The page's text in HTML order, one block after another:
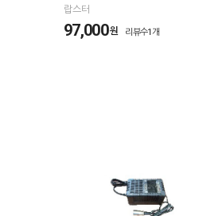
랍스터
97,000원 리뷰수1개